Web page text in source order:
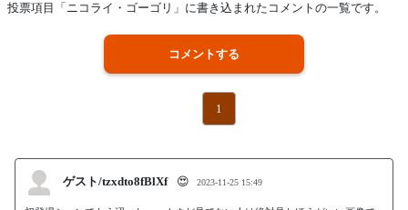
投票項目「ニコライ・ゴーゴリ」に書き込まれたコメントの一覧です。
コメントする
1
ゲスト/tzxdto8fBlXf 😍 2023-11-25 15:49